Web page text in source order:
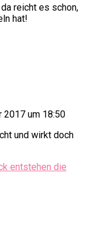
reicht es schon,
hat!
2017 um 18:50
und wirkt doch
entstehen die